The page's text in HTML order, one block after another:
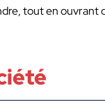
tout en ouvrant